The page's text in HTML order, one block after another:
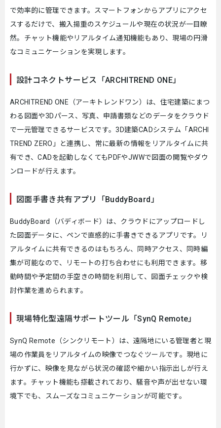
で効率的に管理できます。スマートフォンからアプリにアクセ
スするだけで、搬入揚重のスケジュールや現在の状況が一目瞭
然。チャット機能やリアルタイム通知機能もあり、現場の円滑
なコミュニケーションを実現します。
設計コネクトサービス「ARCHITREND ONE」
ARCHITREND ONE（アーキトレンドワン）は、住宅建築にまつ
わる図面や3Dパース、写真、申請書類などのデータをクラウド
で一元管理できるサービスです。3D建築CADシステム「ARCHI
TREND ZERO」と連携し、常に最新の情報をリアルタイムに共
有でき、CADを起動しなくてもPDFやJWWで図面の閲覧やダウ
ンロードが行えます。
図面手書き共有アプリ「BuddyBoard」
BuddyBoard（バディボード）は、クラウドにアップロードし
た図面データに、ペンで直感的に手書きできるアプリです。リ
アルタイムに共有できるのはもちろん、同時アクセス、同時編
集が可能なので、リモートの打ち合わせにも利用できます。移
動時間や予定間の手空きの時間を利用して、図面チェックや検
討作業を進められます。
現場特化型遠隔サポートツール「SynQ Remote」
SynQ Remote（シンクリモート）は、遠隔地にいる管理者と現
場の作業員をリアルタイムの映像でつなぐツールです。現地に
行かずに、映像を見ながら状況の確認や細かい指示出しが行え
ます。チャット機能も搭載されており、騒音や声が出せない環
境下でも、スムーズなコミュニケーションが可能です。